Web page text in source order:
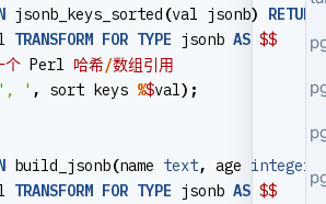
jsonb_keys_sorted (val jsonb)
TRANSFORM FOR TYPE jsonb AS $$
个 Perl 哈希/数组引用
' , sort keys %$val);
build_jsonb(name text, age integer
TRANSFORM FOR TYPE jsonb AS $$